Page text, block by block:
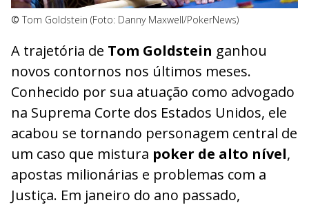
© Tom Goldstein (Foto: Danny Maxwell/PokerNews)
A trajetória de Tom Goldstein ganhou
novos contornos nos últimos meses.
Conhecido por sua atuação como advogado
na Suprema Corte dos Estados Unidos, ele
acabou se tornando personagem central de
um caso que mistura poker de alto nível,
apostas milionárias e problemas com a
Justiça. Em janeiro do ano passado,